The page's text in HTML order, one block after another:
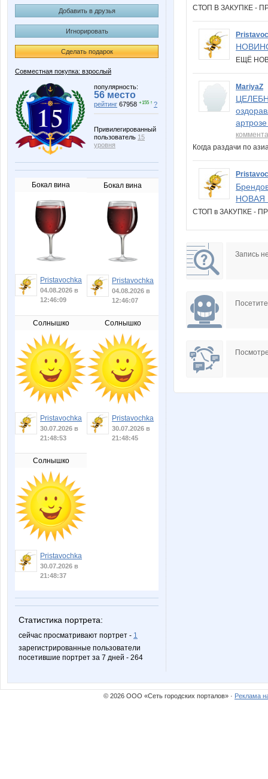
Добавить в друзья
Игнорировать
Сделать подарок
Совместная покупка: взрослый
популярность:
56 место
рейтинг 67958 +155 ↑ ?
Привилегированный
пользователь 15
уровня
Бокал вина
Pristavochka
04.08.2026 в
12:46:09
Бокал вина
Pristavochka
04.08.2026 в
12:46:07
Солнышко
Pristavochka
30.07.2026 в
21:48:53
Солнышко
Pristavochka
30.07.2026 в
21:48:45
Солнышко
Pristavochka
30.07.2026 в
21:48:37
Статистика портрета:
сейчас просматривают портрет - 1
зарегистрированные пользователи
посетившие портрет за 7 дней - 264
СТОП В ЗАКУПКЕ -
ЕЩЁ
MariyaZ
Когда раздачи по
НОВАЯ
СТОП в ЗАКУПКЕ -
Запись
© 2026 ООО «Сеть городских порталов» · Реклама